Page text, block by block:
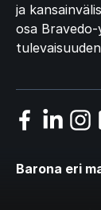
ja
osa
Barona eri